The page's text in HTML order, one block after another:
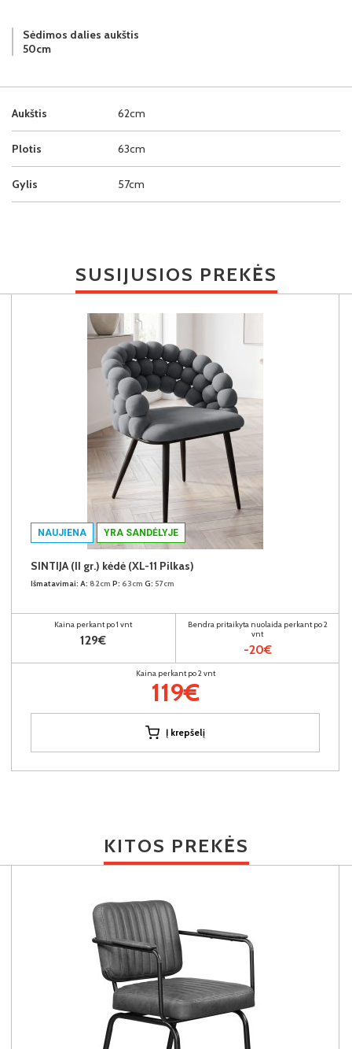
Aukštis 62cm
Plotis 63cm
Gylis 57cm
Sėdimos dalies aukštis
50cm
SUSIJUSIOS PREKĖS
NAUJIENA YRA SANDĖLYJE
SINTIJA (II gr.) kėdė (XL-11 Pilkas)
Išmatavimai: A: 82cm P: 63cm G: 57cm
Kaina perkant po 1 vnt
129€
Bendra pritaikyta nuolaida perkant po 2
vnt
-20€
Kaina perkant po 2 vnt
119€
Į krepšelį
KITOS PREKĖS